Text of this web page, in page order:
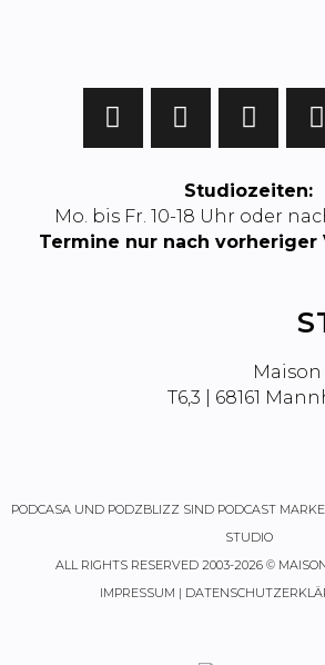
Studiozeiten:
Mo. bis Fr. 10-18 Uhr oder
Termine nur nach vorheriger
T6,3 | 68161
PODCASA UND PODZBLIZZ SIND PODCAST
STUDIO
ALL RIGHTS RESERVED 2003-2026 ©
IMPRESSUM |